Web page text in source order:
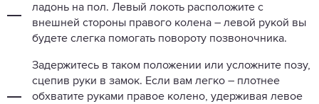
ладонь на пол. Левый локоть расположите с
внешней стороны правого колена – левой рукой вы
будете слегка помогать повороту позвоночника.
Задержитесь в таком положении или усложните позу,
сцепив руки в замок. Если вам легко – плотнее
обхватите руками правое колено, удерживая левое